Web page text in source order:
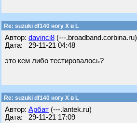
Re: suzuki df140 ногу X в L
Автор: davinci8 (---.broadband.corbina.ru)
Дата: 29-11-21 04:48
это кем либо тестировалось?
Re: suzuki df140 ногу X в L
Автор: Арбат (---.lantek.ru)
Дата: 29-11-21 17:09